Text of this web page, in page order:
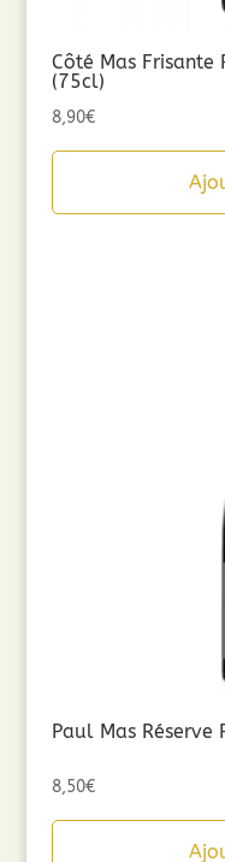
Côté Mas Frisante
(75cl)
8,90€
Paul Mas
8,50€